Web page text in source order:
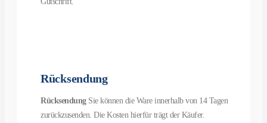
Rücksendung
RücksendungSie können die Ware innerhalb von 14 Tagen
zurückzusenden. Die Kosten hierfür trägt der Käufer.